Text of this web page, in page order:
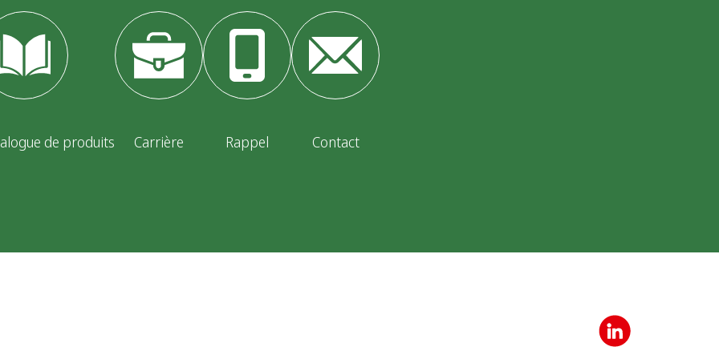
de produits Carrière Rappel Contact